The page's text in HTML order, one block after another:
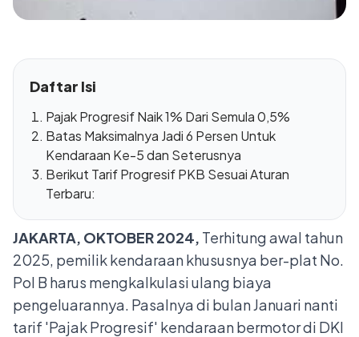
Daftar Isi
Pajak Progresif Naik 1% Dari Semula 0,5%
Batas Maksimalnya Jadi 6 Persen Untuk
Kendaraan Ke-5 dan Seterusnya
Berikut Tarif Progresif PKB Sesuai Aturan
Terbaru:
JAKARTA, OKTOBER 2024, Terhitung awal tahun
2025, pemilik kendaraan khususnya ber-plat No.
Pol B harus mengkalkulasi ulang biaya
pengeluarannya. Pasalnya di bulan Januari nanti
tarif 'Pajak Progresif' kendaraan bermotor di DKI